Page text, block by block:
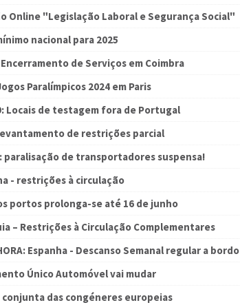
Online "Legislação Laboral e Segurança Social"
nacional para 2025
de Serviços em Coimbra
Paralímpicos 2024 em Paris
Locais de testagem fora de Portugal
de restrições parcial
paralisação de transportadores suspensa!
- restrições à circulação
portos prolonga-se até 16 de junho
– Restrições à Circulação Complementares
Espanha - Descanso Semanal regular a bordo
Único Automóvel vai mudar
das congéneres europeias